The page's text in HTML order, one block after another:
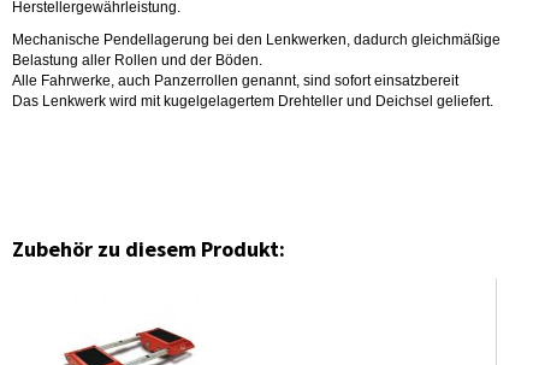
Herstellergewährleistung.
Mechanische Pendellagerung bei den Lenkwerken, dadurch gleichmäßige
Belastung aller Rollen und der Böden.
Alle Fahrwerke, auch Panzerrollen genannt, sind sofort einsatzbereit
Das Lenkwerk wird mit kugelgelagertem Drehteller und Deichsel geliefert.
Zubehör zu diesem Produkt: